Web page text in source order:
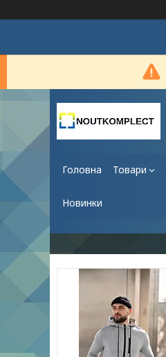
Головна Товари
Новинки